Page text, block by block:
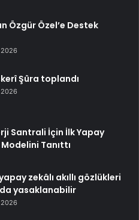
Özgür Özel’e Destek
Şûra toplandı
Santrali İçin İlk Yapay
Tanıttı
zekâlı akıllı gözlükleri
yasaklanabilir